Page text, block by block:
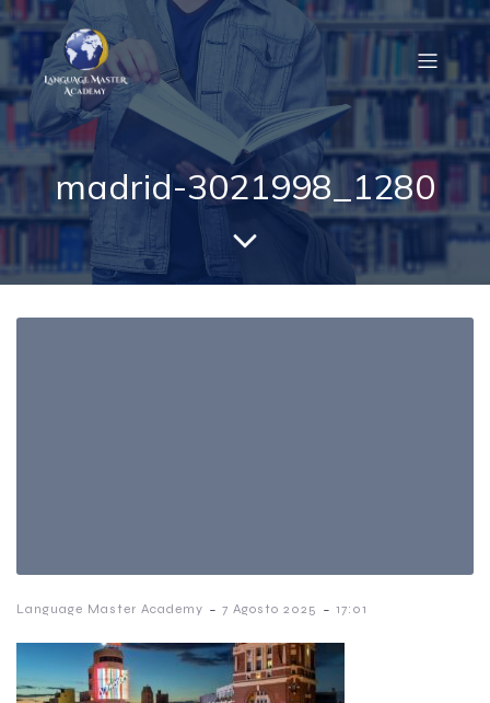
madrid-3021998_1280
Language Master Academy - 7 Agosto 2025 - 17:01